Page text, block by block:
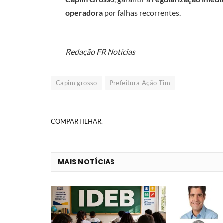
operadora por falhas recorrentes.
Redação FR Notícias
Capim grosso Prefeitura Ação Tim
COMPARTILHAR.
MAIS NOTÍCIAS